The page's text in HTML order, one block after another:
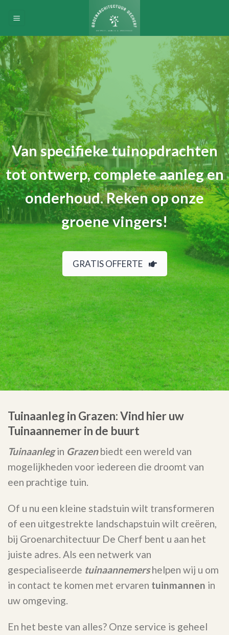
Van specifieke tuinopdrachten
tot ontwerp, complete aanleg en
onderhoud. Reken op onze
groene vingers!
GRATIS OFFERTE
Tuinaanleg in Grazen: Vind hier uw
Tuinaannemer in de buurt
Tuinaanlegin Grazenbiedt een wereld van
mogelijkheden voor iedereen die droomt van
een prachtige tuin.
Of u nu een kleine stadstuin wilt transformeren
of een uitgestrekte landschapstuin wilt creëren,
bij Groenarchitectuur De Cherf bent u aan het
juiste adres. Als een netwerk van
gespecialiseerde tuinaannemershelpen wij u om
in contact te komen met ervaren tuinmannen in
uw omgeving.
En het beste van alles? Onze service is geheel